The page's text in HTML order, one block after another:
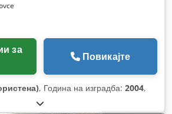
Повикајте
, Година на изградба: 2004,